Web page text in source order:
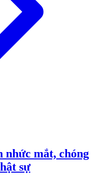
nhức mắt, chóng
sự